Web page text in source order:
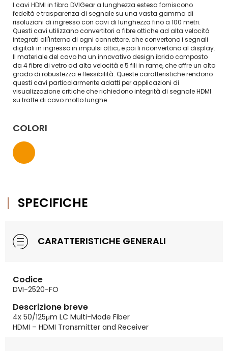
I cavi HDMI in fibra DVIGear a lunghezza estesa forniscono
fedeltà e trasparenza di segnale su una vasta gamma di
risoluzioni di ingresso con cavi di lunghezza fino a 100 metri.
Questi cavi utilizzano convertitori a fibre ottiche ad alta velocità
integrati all'interno di ogni connettore, che convertono i segnali
digitali in ingresso in impulsi ottici, e poi li riconvertono al display.
Il materiale del cavo ha un innovativo design ibrido composto
da 4 fibre di vetro ad alta velocità e 5 fili in rame, che offre un alto
grado di robustezza e flessibilità. Queste caratteristiche rendono
questi cavi particolarmente adatti per applicazioni di
visualizzazione critiche che richiedono integrità di segnale HDMI
su tratte di cavo molto lunghe.
COLORI
SPECIFICHE
CARATTERISTICHE GENERALI
Codice
DVI-2520-FO
Descrizione breve
4x 50/125μm LC Multi-Mode Fiber
HDMI – HDMI Transmitter and Receiver